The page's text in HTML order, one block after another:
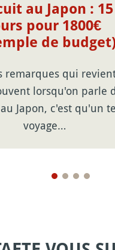
au Japon : 15
pour 1800€
de
remarques qui
lorsqu'on parle
Japon, c'est qu'un
voyage…